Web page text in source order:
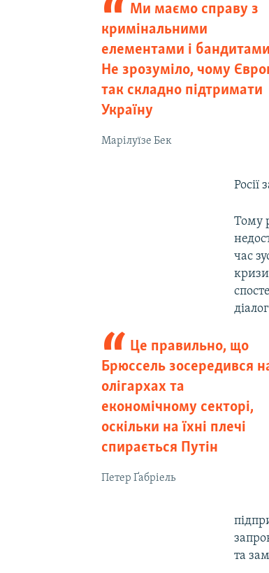
Ми маємо справу з
кримінальними
елементами і
Не зрозуміло, чому
так складно підтримати
Україну
Марілуїзе Бек
Росії
Тому
час
Це правильно, що
Брюссель зосередився
олігархах та
економічному секторі,
оскільки на їхні плечі
спирається Путін
Петер Ґабріель
та